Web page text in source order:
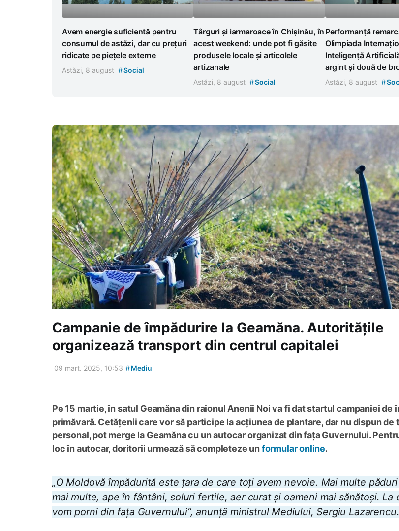
Avem energie suficientă pentru
consumul de astăzi, dar cu prețuri
ridicate pe piețele externe
Astăzi, 8 august #Social
Târguri și iarmaroace în Chișinău, în
acest weekend: unde pot fi găsite
produsele locale și articolele
artizanale
Astăzi, 8 august #Social
Performanță
Olimpiada
Inteligență
argint și două de
Astăzi, 8 august #
Campanie de împădurire la Geamăna. Autoritățile
organizează transport din centrul capitalei
09 mart. 2025, 10:53 #Mediu
Pe 15 martie, în satul Geamăna din raionul Anenii Noi va fi dat startul campaniei de
primăvară. Cetățenii care vor să participe la acțiunea de plantare, dar nu dispun de
personal, pot merge la Geamăna cu un autocar organizat din fața Guvernului.
loc în autocar, doritorii urmează să completeze un formular online.
„O Moldovă împădurită este țara de care toți avem nevoie. Mai multe
mai multe, ape în fântâni, soluri fertile, aer curat și oameni mai sănătoși. La
vom porni din fața Guvernului”, anunță ministrul Mediului, Sergiu Lazarencu.